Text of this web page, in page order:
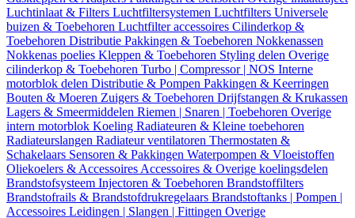
Luchtinlaat & Filters Luchtfiltersystemen Luchtfilters Universele
buizen & Toebehoren Luchtfilter accessoires Cilinderkop &
Toebehoren Distributie Pakkingen & Toebehoren Nokkenassen
Nokkenas poelies Kleppen & Toebehoren Styling delen Overige
cilinderkop & Toebehoren Turbo | Compressor | NOS Interne
motorblok delen Distributie & Pompen Pakkingen & Keerringen
Bouten & Moeren Zuigers & Toebehoren Drijfstangen & Krukassen
Lagers & Smeermiddelen Riemen | Snaren | Toebehoren Overige
intern motorblok Koeling Radiateuren & Kleine toebehoren
Radiateurslangen Radiateur ventilatoren Thermostaten &
Schakelaars Sensoren & Pakkingen Waterpompen & Vloeistoffen
Oliekoelers & Accessoires Accessoires & Overige koelingsdelen
Brandstofsysteem Injectoren & Toebehoren Brandstoffilters
Brandstofrails & Brandstofdrukregelaars Brandstoftanks | Pompen |
Accessoires Leidingen | Slangen | Fittingen Overige